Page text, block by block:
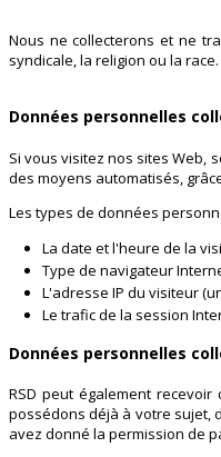
Nous ne collecterons et ne
syndicale, la religion ou la race.
Données personnelles
Si vous visitez nos sites Web,
des moyens automatisés,
Les types de données
La date et l'heure de la
Type de navigateur
L'adresse IP du visiteur
Le trafic de la session
Données personnelles
RSD peut également
possédons déjà à votre sujet,
avez donné la permission de